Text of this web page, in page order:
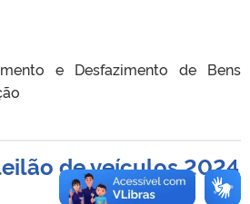
e Desfazimento de Bens
de veículos 2024